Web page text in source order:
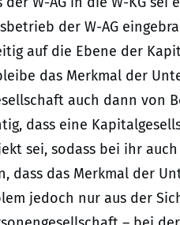
der W-AG
auf die Ebene der
das Merkmal der
auch dann von
dass eine
sei, sodass bei ihr
dass das Merkmal der
jedoch nur aus der